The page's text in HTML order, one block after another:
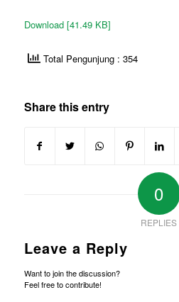
Download [41.49 KB]
Total Pengunjung : 354
Share this entry
0
REPLIES
Leave a Reply
Want to join the discussion?
Feel free to contribute!